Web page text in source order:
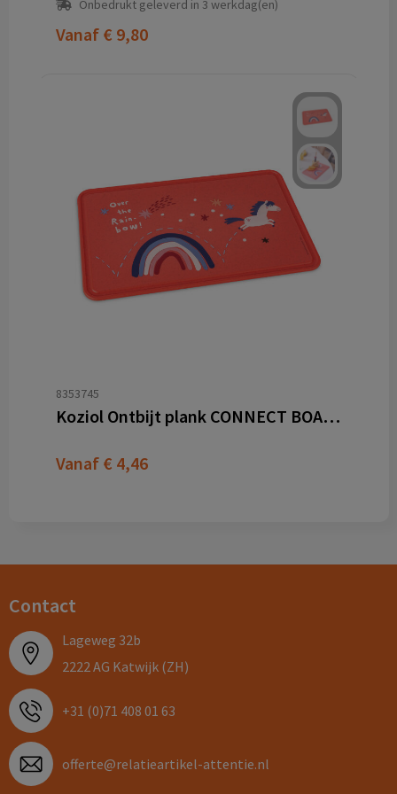
Onbedrukt geleverd in 3 werkdag(en)
Vanaf € 9,80
8353745
Koziol Ontbijt plank CONNECT BOARD DREAMS
Vanaf € 4,46
Contact
Lageweg 32b
2222 AG Katwijk (ZH)
+31 (0)71 408 01 63
offerte@relatieartikel-attentie.nl